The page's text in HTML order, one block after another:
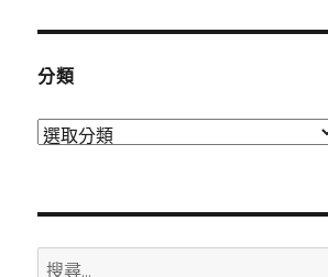
分類
分
搜